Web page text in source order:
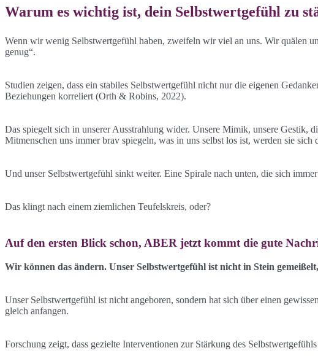
Warum es wichtig ist, dein Selbstwertgefühl zu
Wenn wir wenig Selbstwertgefühl haben, zweifeln wir viel an uns. Wir quälen
genug“.
Studien zeigen, dass ein stabiles Selbstwertgefühl nicht nur die eigenen
Beziehungen korreliert (Orth & Robins, 2022).
Das spiegelt sich in unserer Ausstrahlung wider. Unsere Mimik, unsere
Mitmenschen uns immer brav spiegeln, was in uns selbst los ist, werden sie
Und unser Selbstwertgefühl sinkt weiter. Eine Spirale nach unten, die sich
Das klingt nach einem ziemlichen Teufelskreis, oder?
Auf den ersten Blick schon, ABER jetzt kommt die gute
Wir können das ändern. Unser Selbstwertgefühl ist nicht in Stein
Unser Selbstwertgefühl ist nicht angeboren, sondern hat sich über einen
gleich anfangen.
Forschung zeigt, dass gezielte Interventionen zur Stärkung des